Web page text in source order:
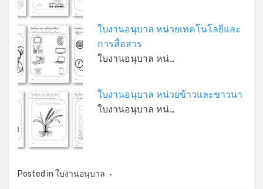
ใบงานอนุบาล หน่วยเทคโนโลยีและ
การสื่อสาร
ใบงานอนุบาล หน่…
ใบงานอนุบาล หน่วยข้าวและชาวนา
ใบงานอนุบาล หน่…
Posted in ใบงานอนุบาล
*
*
*
*